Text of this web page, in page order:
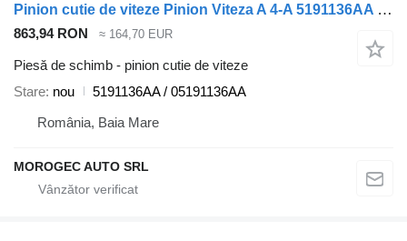
Pinion cutie de viteze Pinion Viteza A 4-A 5191136AA pentru automobil Jeep Compass 2.0d
863,94 RON ≈ 164,70 EUR
Piesă de schimb - pinion cutie de viteze
Stare nou
5191136AA / 05191136AA
România, Baia Mare
MOROGEC AUTO SRL